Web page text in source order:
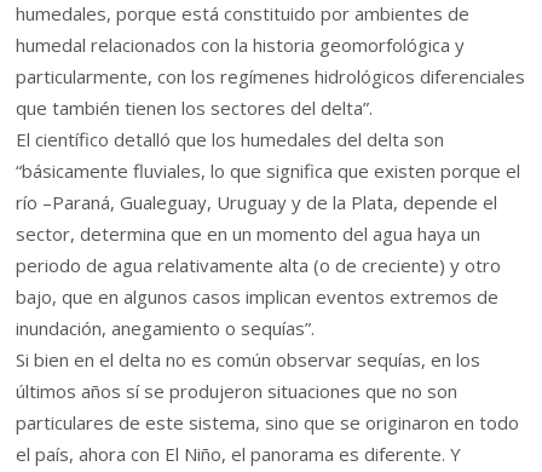
humedales, porque está constituido por ambientes de
humedal relacionados con la historia geomorfológica y
particularmente, con los regímenes hidrológicos diferenciales
que también tienen los sectores del delta”.
El científico detalló que los humedales del delta son
“básicamente fluviales, lo que significa que existen porque el
río –Paraná, Gualeguay, Uruguay y de la Plata, depende el
sector, determina que en un momento del agua haya un
periodo de agua relativamente alta (o de creciente) y otro
bajo, que en algunos casos implican eventos extremos de
inundación, anegamiento o sequías”.
Si bien en el delta no es común observar sequías, en los
últimos años sí se produjeron situaciones que no son
particulares de este sistema, sino que se originaron en todo
el país, ahora con El Niño, el panorama es diferente. Y